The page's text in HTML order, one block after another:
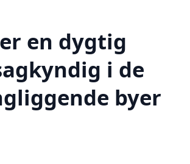
en dygtig
i de
byer